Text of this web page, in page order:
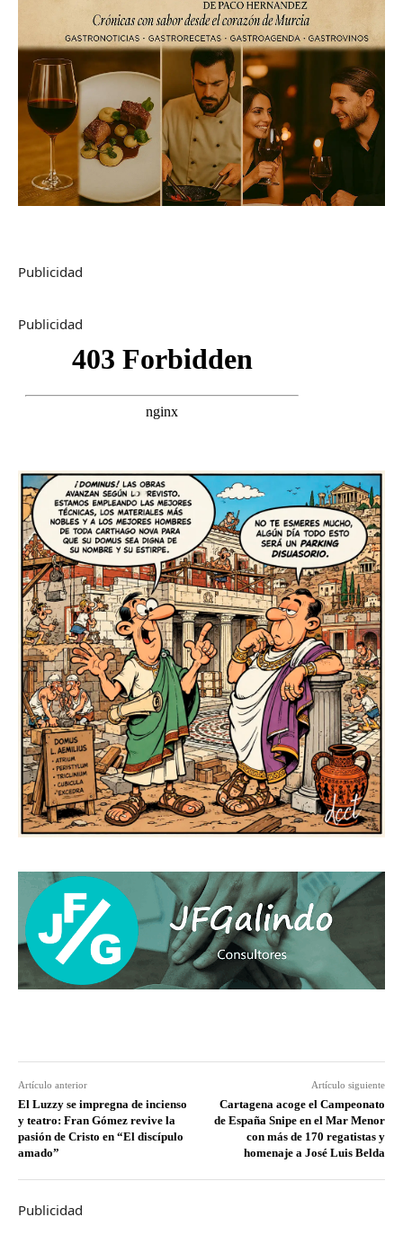
Publicidad
Publicidad
Artículo anterior
El Luzzy se impregna de incienso
y teatro: Fran Gómez revive la
pasión de Cristo en “El discípulo
amado”
Artículo siguiente
Cartagena acoge el Campeonato
de España Snipe en el Mar Menor
con más de 170 regatistas y
homenaje a José Luis Belda
Publicidad